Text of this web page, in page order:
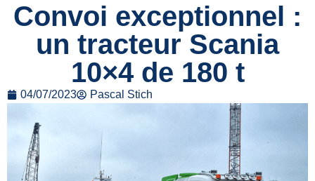
Convoi exceptionnel :
un tracteur Scania
10×4 de 180 t
04/07/2023 Pascal Stich